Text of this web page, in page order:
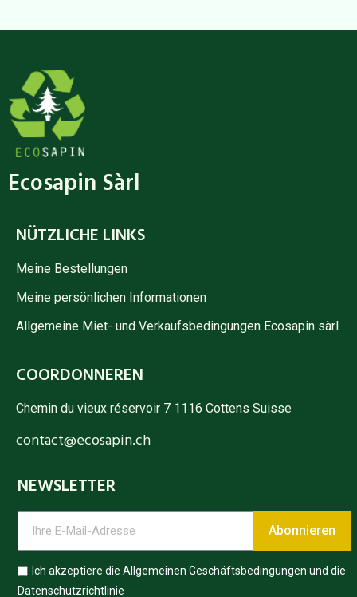
Ecosapin Sàrl
NÜTZLICHE LINKS
Meine Bestellungen
Meine persönlichen Informationen
Allgemeine Miet- und Verkaufsbedingungen Ecosapin sàrl
COORDONNEREN
Chemin du vieux réservoir 7 1116 Cottens Suisse
contact@ecosapin.ch
NEWSLETTER
Abonnieren
Ich akzeptiere die Allgemeinen Geschäftsbedingungen und die
Datenschutzrichtlinie